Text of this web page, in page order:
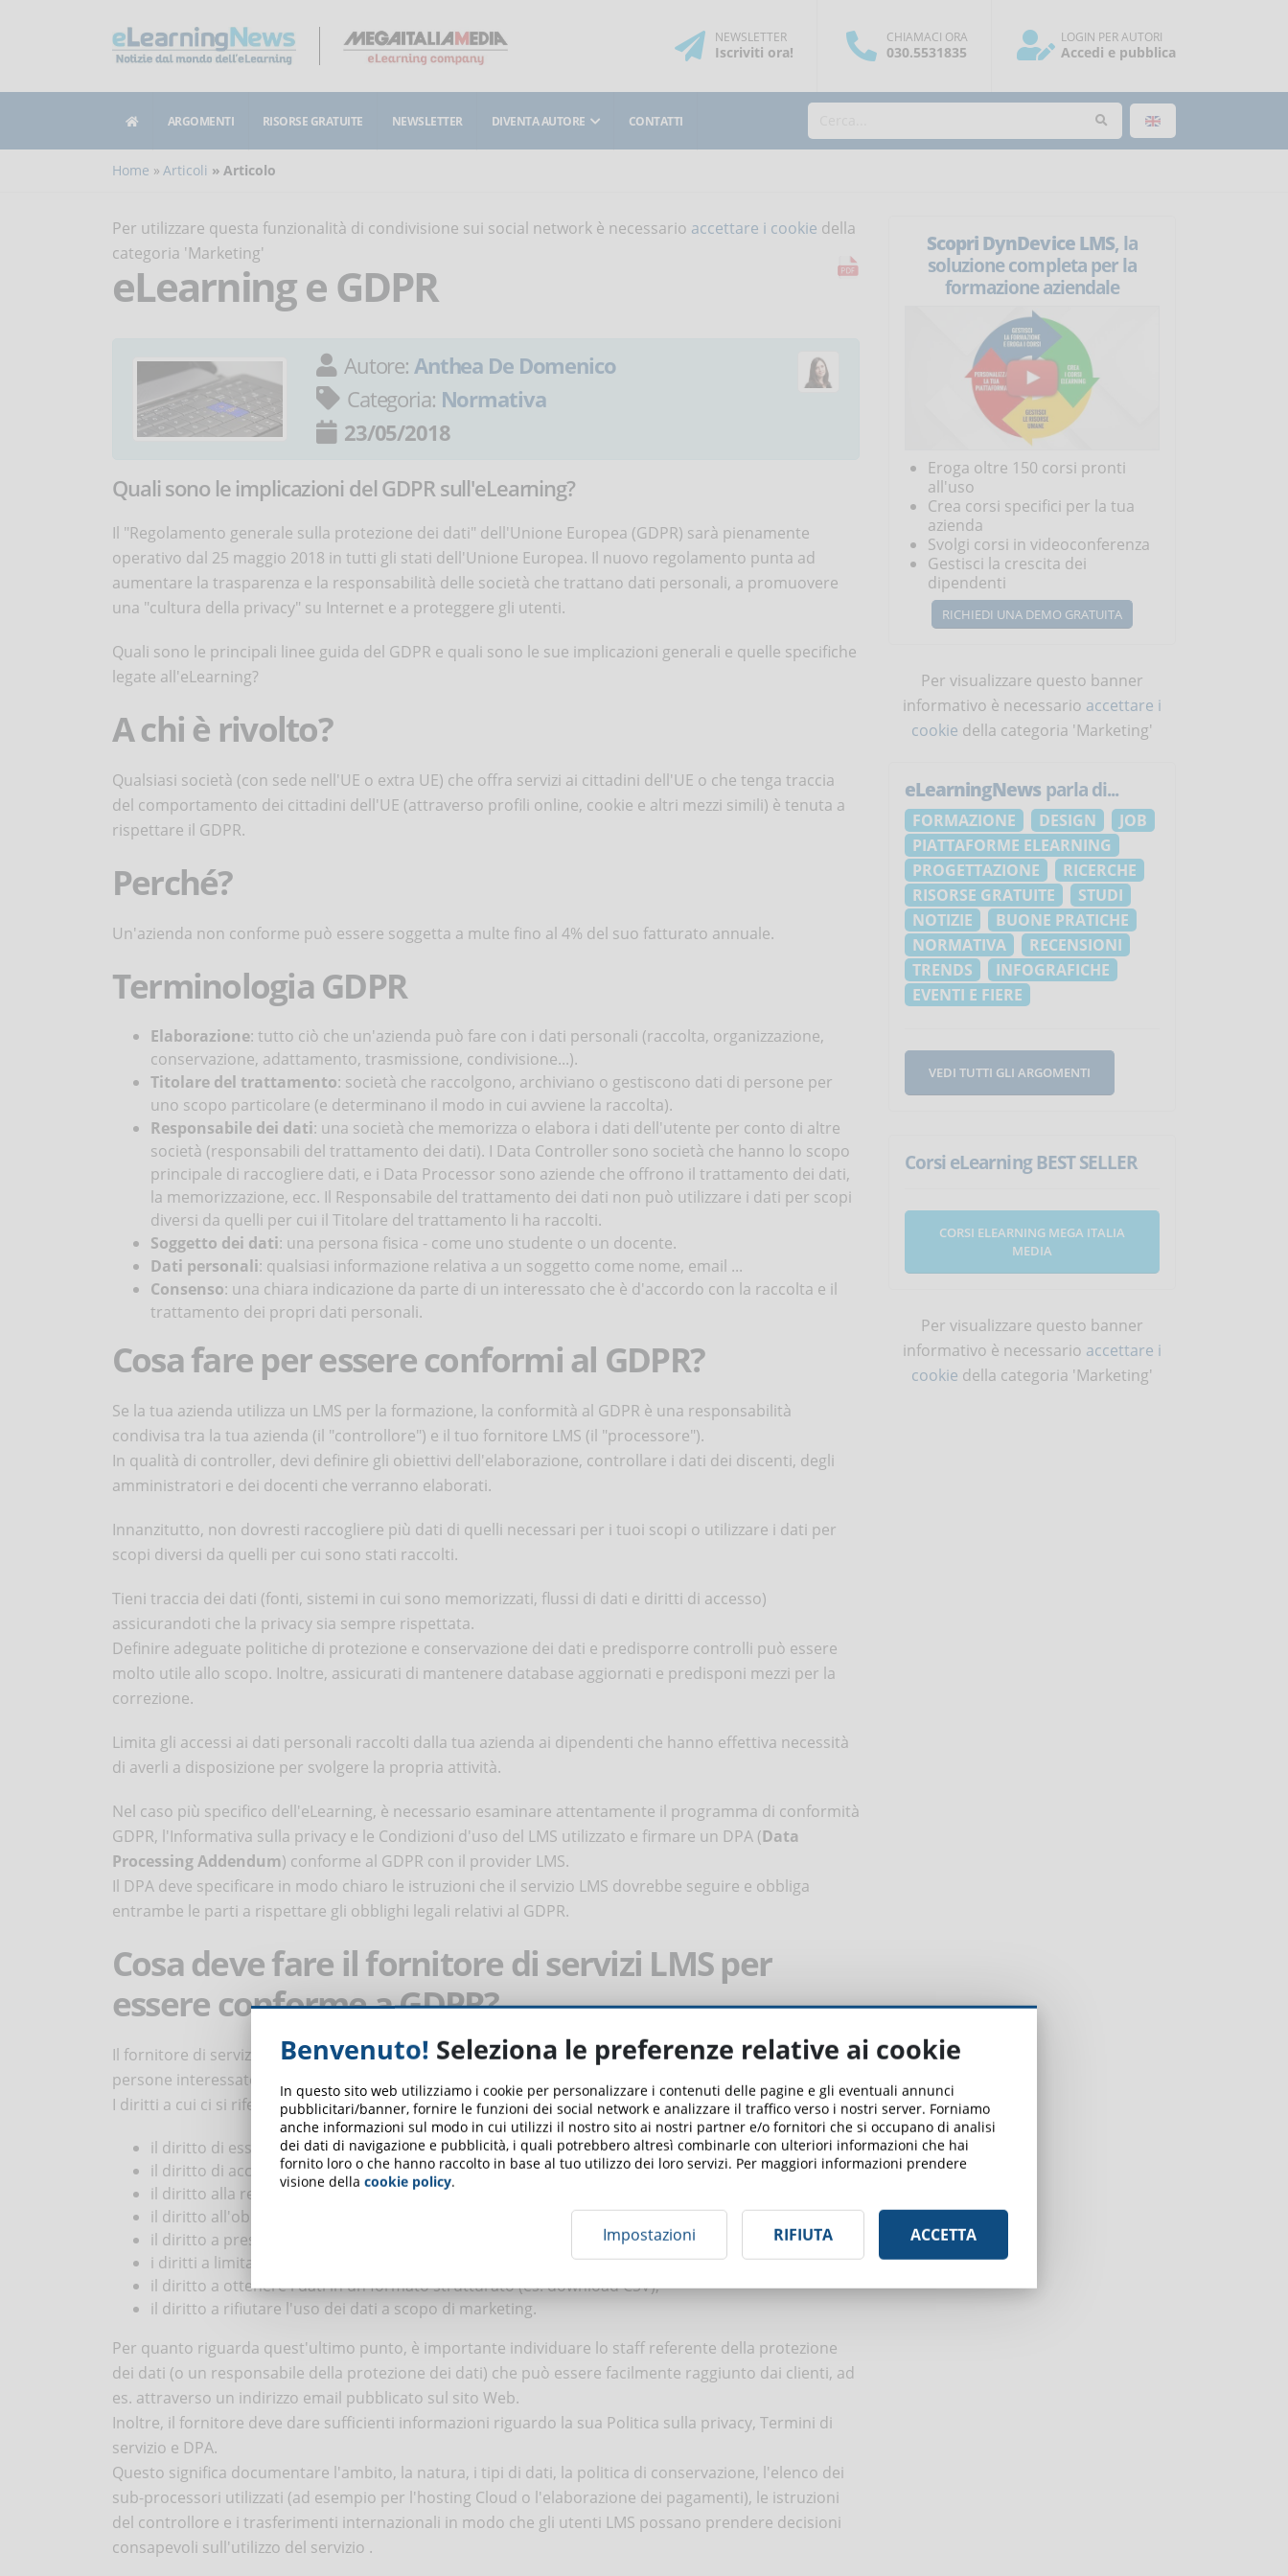
NEWSLETTER
Iscriviti ora!
CHIAMACI ORA
030.5531835
LOGIN PER AUTORI
Accedi e pubblica
ARGOMENTI RISORSE GRATUITE NEWSLETTER DIVENTA AUTORE CONTATTI
Home Articoli Articolo
Per utilizzare questa funzionalità di condivisione sui social network è necessario accettare i cookie della
categoria 'Marketing'
eLearning e GDPR
Autore:Anthea De Domenico
Categoria: Normativa
23/05/2018
Quali sono le implicazioni del GDPR sull'eLearning?
Il "Regolamento generale sulla protezione dei dati" dell'Unione Europea (GDPR) sarà pienamente
operativo dal 25 maggio 2018 in tutti gli stati dell'Unione Europea. Il nuovo regolamento punta ad
aumentare la trasparenza e la responsabilità delle società che trattano dati personali, a promuovere
una "cultura della privacy" su Internet e a proteggere gli utenti.
Quali sono le principali linee guida del GDPR e quali sono le sue implicazioni generali e quelle specifiche
legate all'eLearning?
A chi è rivolto?
Qualsiasi società (con sede nell'UE o extra UE) che offra servizi ai cittadini dell'UE o che tenga traccia
del comportamento dei cittadini dell'UE (attraverso profili online, cookie e altri mezzi simili) è tenuta a
rispettare il GDPR.
Perché?
Un'azienda non conforme può essere soggetta a multe fino al 4% del suo fatturato annuale.
Terminologia GDPR
Elaborazione: tutto ciò che un'azienda può fare con i dati personali (raccolta, organizzazione,
conservazione, adattamento, trasmissione, condivisione...).
Titolare del trattamento: società che raccolgono, archiviano o gestiscono dati di persone per
uno scopo particolare (e determinano il modo in cui avviene la raccolta).
Responsabile dei dati: una società che memorizza o elabora i dati dell'utente per conto di altre
società (responsabili del trattamento dei dati). I Data Controller sono società che hanno lo scopo
principale di raccogliere dati, e i Data Processor sono aziende che offrono il trattamento dei dati,
la memorizzazione, ecc. Il Responsabile del trattamento dei dati non può utilizzare i dati per scopi
diversi da quelli per cui il Titolare del trattamento li ha raccolti.
Soggetto dei dati: una persona fisica - come uno studente o un docente.
Dati personali: qualsiasi informazione relativa a un soggetto come nome, email ...
Consenso: una chiara indicazione da parte di un interessato che è d'accordo con la raccolta e il
trattamento dei propri dati personali.
Cosa fare per essere conformi al GDPR?
Se la tua azienda utilizza un LMS per la formazione, la conformità al GDPR è una responsabilità
condivisa tra la tua azienda (il "controllore") e il tuo fornitore LMS (il "processore").
In qualità di controller, devi definire gli obiettivi dell'elaborazione, controllare i dati dei discenti, degli
amministratori e dei docenti che verranno elaborati.
Innanzitutto, non dovresti raccogliere più dati di quelli necessari per i tuoi scopi o utilizzare i dati per
scopi diversi da quelli per cui sono stati raccolti.
Tieni traccia dei dati (fonti, sistemi in cui sono memorizzati, flussi di dati e diritti di accesso)
assicurandoti che la privacy sia sempre rispettata.
Definire adeguate politiche di protezione e conservazione dei dati e predisporre controlli può essere
molto utile allo scopo. Inoltre, assicurati di mantenere database aggiornati e predisponi mezzi per la
correzione.
Limita gli accessi ai dati personali raccolti dalla tua azienda ai dipendenti che hanno effettiva necessità
di averli a disposizione per svolgere la propria attività.
Nel caso più specifico dell'eLearning, è necessario esaminare attentamente il programma di conformità
GDPR, l'Informativa sulla privacy e le Condizioni d'uso del LMS utilizzato e firmare un DPA (Data
Processing Addendum) conforme al GDPR con il provider LMS.
Il DPA deve specificare in modo chiaro le istruzioni che il servizio LMS dovrebbe seguire e obbliga
entrambe le parti a rispettare gli obblighi legali relativi al GDPR.
Cosa deve fare il fornitore di servizi LMS per
essere conforme a GDPR?
Il fornitore di servizi LMS deve dotare i clienti dei mezzi per soddisfare i diritti di riservatezza delle
persone interessate tramite le funzionalità LMS.
I diritti a cui ci si riferisce sono:
il diritto di essere informato (di avere i propri dati),
il diritto di accesso,
il diritto alla rettifica dei dati,
il diritto all'oblio,
il diritto a presentare un reclamo,
i diritti a limitare o interrompere l'elaborazione dati,
il diritto a ottenere i dati in un formato strutturato (es. download CSV),
il diritto a rifiutare l'uso dei dati a scopo di marketing.
Per quanto riguarda quest'ultimo punto, è importante individuare lo staff referente della protezione
dei dati (o un responsabile della protezione dei dati) che può essere facilmente raggiunto dai clienti, ad
es. attraverso un indirizzo email pubblicato sul sito Web.
Inoltre, il fornitore deve dare sufficienti informazioni riguardo la sua Politica sulla privacy, Termini di
servizio e DPA.
Questo significa documentare l'ambito, la natura, i tipi di dati, la politica di conservazione, l'elenco dei
sub-processori utilizzati (ad esempio per l'hosting Cloud o l'elaborazione dei pagamenti), le istruzioni
del controllore e i trasferimenti internazionali in modo che gli utenti LMS possano prendere decisioni
consapevoli sull'utilizzo del servizio .
Scopri DynDevice LMS, la
soluzione completa per la
formazione aziendale
Eroga oltre 150 corsi pronti
all'uso
Crea corsi specifici per la tua
azienda
Svolgi corsi in videoconferenza
Gestisci la crescita dei
dipendenti
RICHIEDI UNA DEMO GRATUITA
Per visualizzare questo banner
informativo è necessario accettare i
cookie della categoria 'Marketing'
eLearningNews parla di...
FORMAZIONE DESIGN
JOB
PIATTAFORME ELEARNING
PROGETTAZIONE
RICERCHE
RISORSE GRATUITE
STUDI
NOTIZIE
BUONE PRATICHE
NORMATIVA
RECENSIONI
TRENDS
INFOGRAFICHE
EVENTI E FIERE
VEDI TUTTI GLI ARGOMENTI
Corsi eLearning BEST SELLER
CORSI ELEARNING MEGA ITALIA
MEDIA
Per visualizzare questo banner
informativo è necessario accettare i
cookie della categoria 'Marketing'
Benvenuto! Seleziona le preferenze relative ai cookie
In questo sito web utilizziamo i cookie per personalizzare i contenuti delle pagine e gli eventuali annunci
pubblicitari/banner, fornire le funzioni dei social network e analizzare il traffico verso i nostri server. Forniamo
anche informazioni sul modo in cui utilizzi il nostro sito ai nostri partner e/o fornitori che si occupano di analisi
dei dati di navigazione e pubblicità, i quali potrebbero altresì combinarle con ulteriori informazioni che hai
fornito loro o che hanno raccolto in base al tuo utilizzo dei loro servizi. Per maggiori informazioni prendere
visione della cookie policy.
Impostazioni RIFIUTA ACCETTA